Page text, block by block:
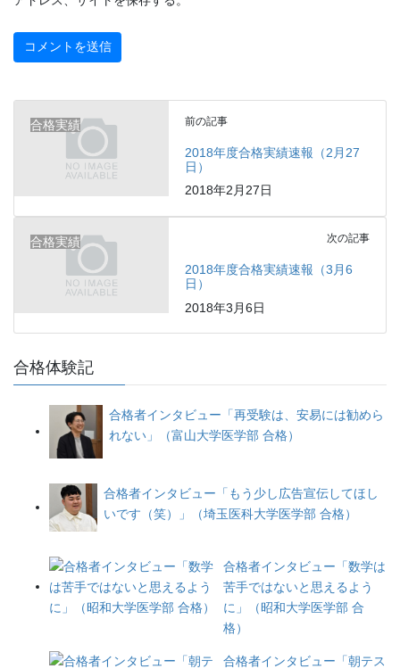
合格実績 前の記事
2018年度合格実績速報（2月27
日）
2018年2月27日
合格実績 次の記事
2018年度合格実績速報（3月6
日）
2018年3月6日
合格体験記
合格者インタビュー「再受験は、安易には勧めら
れない」（富山大学医学部 合格）
合格者インタビュー「もう少し広告宣伝してほし
いです（笑）」（埼玉医科大学医学部 合格）
合格者インタビュー「数学は
苦手ではないと思えるよう
に」（昭和大学医学部 合
格）
合格者インタビュー「朝テス